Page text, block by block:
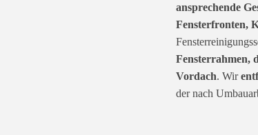
ansprechende
Fensterfronten,
Fensterrahmen,
Vordach. Wir
der nach